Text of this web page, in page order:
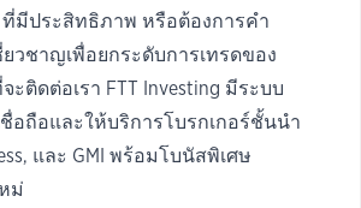
ที่มีประสิทธิภาพ หรือต้องการคำ
วชาญเพื่อยกระดับการเทรดของ
ะติดต่อเรา FTT Investing มีระบบ
ชื่อถือและให้บริการโบรกเกอร์ชั้นนำ
และ GMI พร้อมโบนัสพิเศษ
ม่